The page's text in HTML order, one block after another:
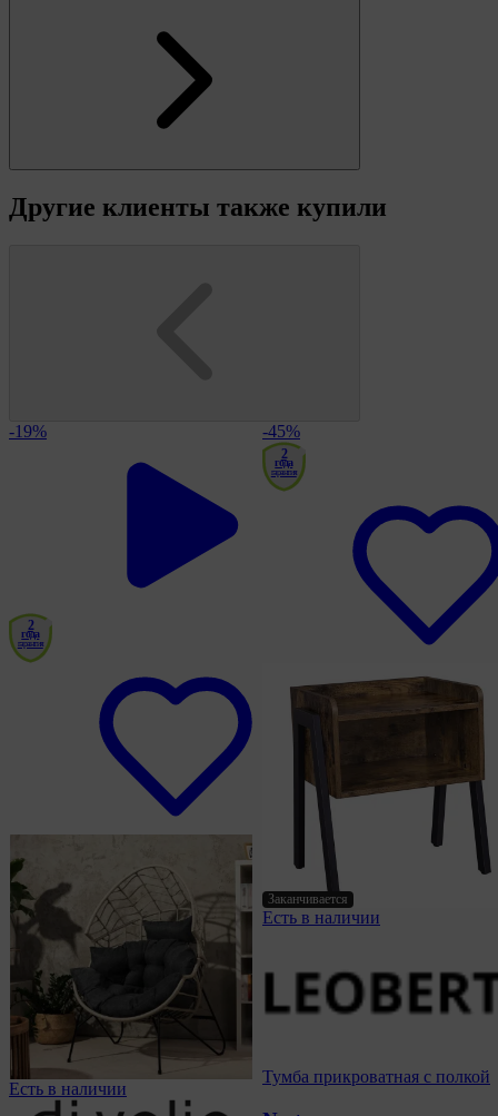
Другие клиенты также купили
-19%
2
года
гарантия
Есть в наличии
-45%
2
года
гарантия
Заканчивается
Есть в наличии
Тумба прикроватная с полкой